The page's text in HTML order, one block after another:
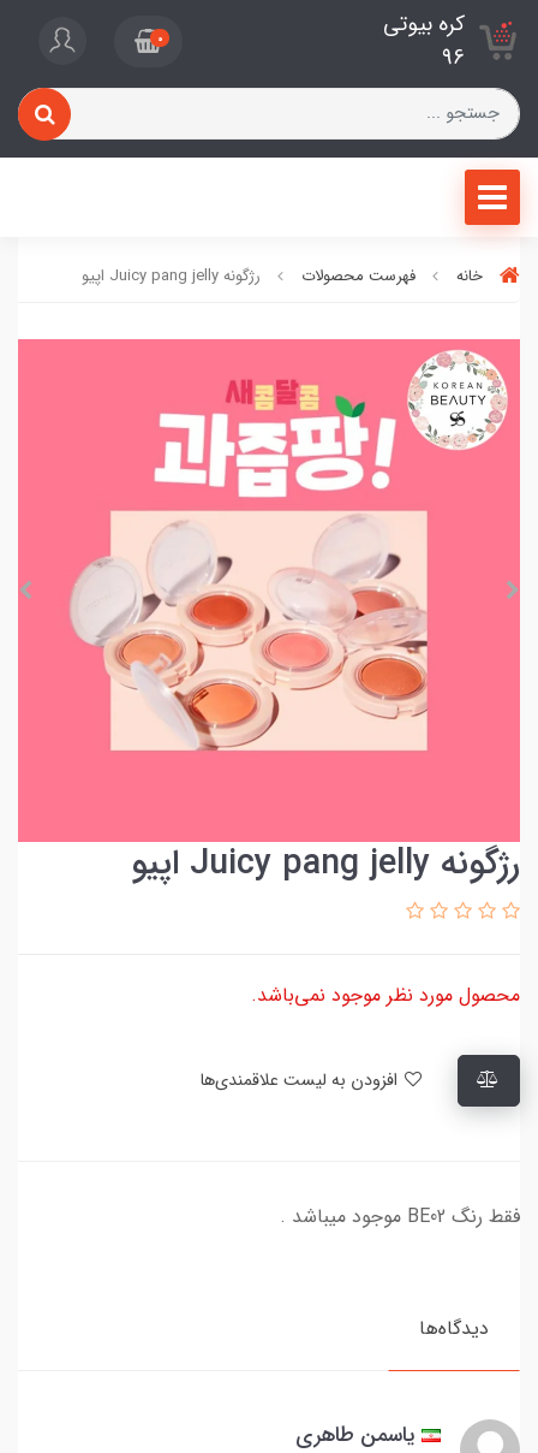
کره بیوتی
96
0
خانه فهرست محصولات رژگونه Juicy pang jelly اپیو
رژگونه Juicy pang jelly اپیو
محصول مورد نظر موجود نمی‌باشد.
فقط رنگ BE02 موجود میباشد .
دیدگاه‌ها
ياسمن طاهرى